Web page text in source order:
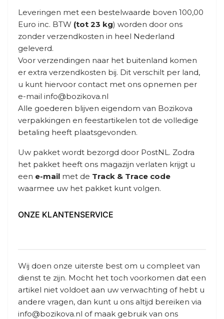
Leveringen met een bestelwaarde boven 100,00
Euro inc. BTW (tot 23 kg) worden door ons
zonder verzendkosten in heel Nederland
geleverd.
Voor verzendingen naar het buitenland komen
er extra verzendkosten bij. Dit verschilt per land,
u kunt hiervoor contact met ons opnemen per
e-mail info@bozikova.nl
Alle goederen blijven eigendom van Bozikova
verpakkingen en feestartikelen tot de volledige
betaling heeft plaatsgevonden.
Uw pakket wordt bezorgd door PostNL. Zodra
het pakket heeft ons magazijn verlaten krijgt u
een e-mail met de Track & Trace code
waarmee uw het pakket kunt volgen.
ONZE KLANTENSERVICE
Wij doen onze uiterste best om u compleet van
dienst te zijn. Mocht het toch voorkomen dat een
artikel niet voldoet aan uw verwachting of hebt u
andere vragen, dan kunt u ons altijd bereiken via
info@bozikova.nl of maak gebruik van ons